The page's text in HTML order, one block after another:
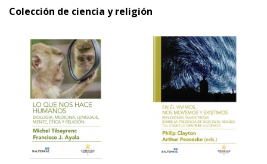
Colección de ciencia y religión